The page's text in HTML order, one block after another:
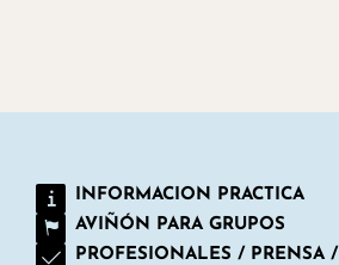
INFORMACION PRACTICA
AVIÑÓN PARA GRUPOS
PROFESIONALES / PRENSA /